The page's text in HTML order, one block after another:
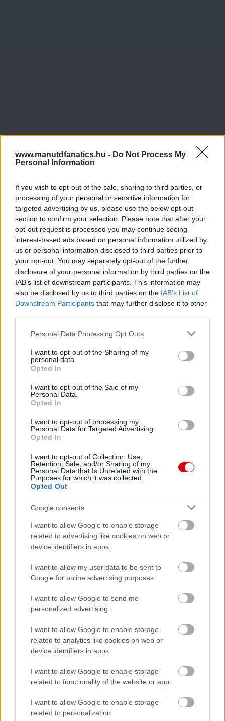
www.manutdfanatics.hu - Do Not Process My
Personal Information
If you wish to opt-out of the sale, sharing to third parties, or
processing of your personal or sensitive information for
targeted advertising by us, please use the below opt-out
section to confirm your selection. Please note that after your
opt-out request is processed you may continue seeing
interest-based ads based on personal information utilized by
us or personal information disclosed to third parties prior to
your opt-out. You may separately opt-out of the further
disclosure of your personal information by third parties on the
IAB’s list of downstream participants. This information may
also be disclosed by us to third parties on the IAB’s List of
Downstream Participants that may further disclose it to other
Please note that this website/app uses one or more Google
not limited to your visit or usage behaviour. You may click to
grant or deny consent to Google and its third-party tags to
use your data for below specified purposes in below Google
consent section.
Personal Data Processing Opt Outs
I want to opt-out of the Sharing of my
personal data.
Opted In
I want to opt-out of the Sale of my
Personal Data.
Opted In
I want to opt-out of processing my
Personal Data for Targeted Advertising.
Opted In
I want to opt-out of Collection, Use,
Retention, Sale, and/or Sharing of my
Personal Data that Is Unrelated with the
Purposes for which it was collected.
Opted Out
Google consents
I want to allow Google to enable storage
related to advertising like cookies on web or
device identifiers in apps.
I want to allow my user data to be sent to
Google for online advertising purposes.
I want to allow Google to send me
personalized advertising.
I want to allow Google to enable storage
related to analytics like cookies on web or
device identifiers in apps.
I want to allow Google to enable storage
related to functionality of the website or app.
I want to allow Google to enable storage
related to personalization.
Meccs Center
Manchester United